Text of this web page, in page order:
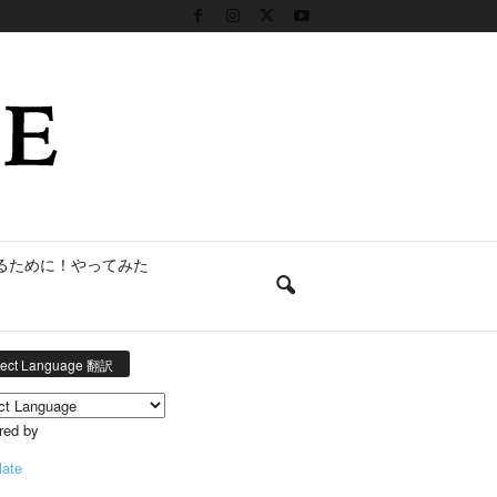
ために！やってみた
Language 翻訳
by